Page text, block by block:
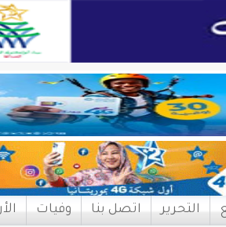
التحرير اتصل بنا وفيات